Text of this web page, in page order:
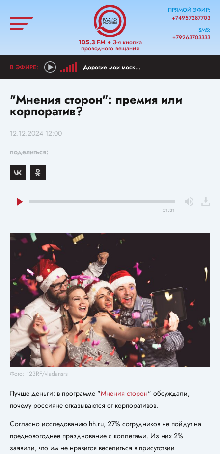
105.3 FM● 3-я кнопка
проводного вещания
ПРЯМОЙ ЭФИР:
+74957287703
SMS:
+79263703333
Дорогие мои москвичи!
"Мнения сторон": премия или
корпоратив?
12.12.2024 12:00
поделиться:
51:31
Фото: 123RF/vladansrs
Лучше деньги: в программе "Мнения сторон" обсуждали,
почему россияне отказываются от корпоративов.
Согласно исследованию hh.ru, 27% сотрудников не пойдут на
предновогоднее празднование с коллегами. Из них 2%
заявили, что им не нравится веселиться в присутствии